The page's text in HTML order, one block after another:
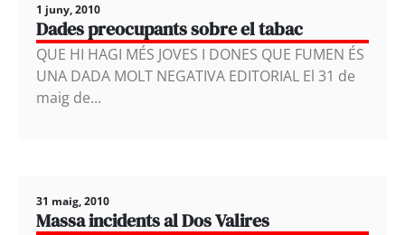
1 juny, 2010
Dades preocupants sobre el tabac
QUE HI HAGI MÉS JOVES I DONES QUE FUMEN ÉS
UNA DADA MOLT NEGATIVA EDITORIAL El 31 de
maig de...
31 maig, 2010
Massa incidents al Dos Valires